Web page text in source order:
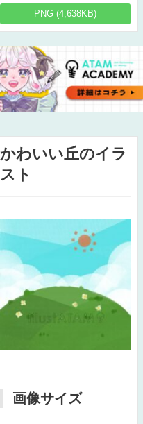
PNG (4,638KB)
かわいい丘のイラ
スト
画像サイズ